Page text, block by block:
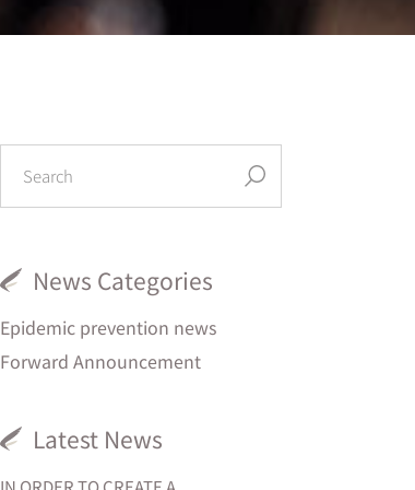
News Categories
Epidemic prevention news
Forward Announcement
Latest News